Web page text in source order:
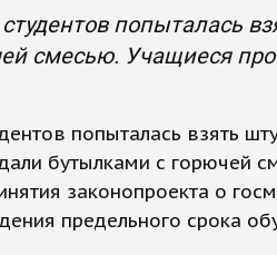
попыталась
смесью. Учащиеся
попыталась взять
бутылками с горючей
законопроекта о
предельного срока